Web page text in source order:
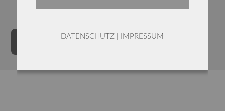
KATHARINA
IN DEN WARENKORB
Alternative:
DATENSCHUTZ IMPRESSUM